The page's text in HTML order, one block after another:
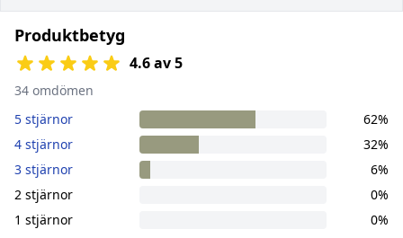
Produktbetyg
4.6 av 5
34 omdömen
5 stjärnor
62%
4 stjärnor
32%
3 stjärnor
6%
2 stjärnor
0%
1 stjärnor
0%